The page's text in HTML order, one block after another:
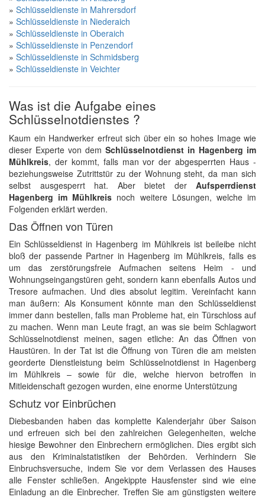
» Schlüsseldienste in Mahrersdorf
» Schlüsseldienste in Niederaich
» Schlüsseldienste in Oberaich
» Schlüsseldienste in Penzendorf
» Schlüsseldienste in Schmidsberg
» Schlüsseldienste in Veichter
Was ist die Aufgabe eines
Schlüsselnotdienstes ?
Kaum ein Handwerker erfreut sich über ein so hohes Image wie
dieser Experte von dem Schlüsselnotdienst in Hagenberg im
Mühlkreis, der kommt, falls man vor der abgesperrten Haus -
beziehungsweise Zutrittstür zu der Wohnung steht, da man sich
selbst ausgesperrt hat. Aber bietet der Aufsperrdienst
Hagenberg im Mühlkreis noch weitere Lösungen, welche im
Folgenden erklärt werden.
Das Öffnen von Türen
Ein Schlüsseldienst in Hagenberg im Mühlkreis ist beileibe nicht
bloß der passende Partner in Hagenberg im Mühlkreis, falls es
um das zerstörungsfreie Aufmachen seitens Heim - und
Wohnungseingangstüren geht, sondern kann ebenfalls Autos und
Tresore aufmachen. Und dies absolut legitim. Vereinfacht kann
man äußern: Als Konsument könnte man den Schlüsseldienst
immer dann bestellen, falls man Probleme hat, ein Türschloss auf
zu machen. Wenn man Leute fragt, an was sie beim Schlagwort
Schlüsselnotdienst meinen, sagen etliche: An das Öffnen von
Haustüren. In der Tat ist die Öffnung von Türen die am meisten
georderte Dienstleistung beim Schlüsselnotdienst in Hagenberg
im Mühlkreis – sowie für die, welche hiervon betroffen in
Mitleidenschaft gezogen wurden, eine enorme Unterstützung
Schutz vor Einbrüchen
Diebesbanden haben das komplette Kalenderjahr über Saison
und erfreuen sich bei den zahlreichen Gelegenheiten, welche
hiesige Bewohner den Einbrechern ermöglichen. Dies ergibt sich
aus den Kriminalstatistiken der Behörden. Verhindern Sie
Einbruchsversuche, indem Sie vor dem Verlassen des Hauses
alle Fenster schließen. Angekippte Hausfenster sind wie eine
Einladung an die Einbrecher. Treffen Sie am günstigsten weitere